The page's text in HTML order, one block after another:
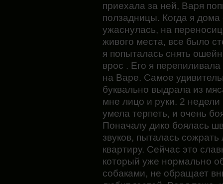
приехала за ней, Варя
ползадницы. Когда я
ужаснулась, на
живого места, все было
я попыталась снять
врос . Его я
на Варе. Самое
буквально выдрала из
мне лицо и руки. 2
умела терпеть, и очень
Поначалу дико боялась
звуков, пыталась
квартиру. Сейчас это
который уже нормально
собаками, не обращает